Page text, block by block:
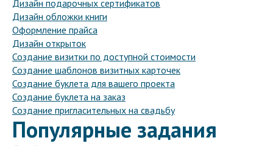
Дизайн подарочных сертификатов
Дизайн обложки книги
Оформление прайса
Дизайн открыток
Создание визитки по доступной стоимости
Создание шаблонов визитных карточек
Создание буклета для вашего проекта
Создание буклета на заказ
Создание пригласительных на свадьбу
Популярные задания